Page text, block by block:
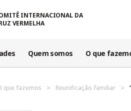
INTERNACIONAL DA
VERMELHA
Quem somos O que
que fazemos Reunificação familiar